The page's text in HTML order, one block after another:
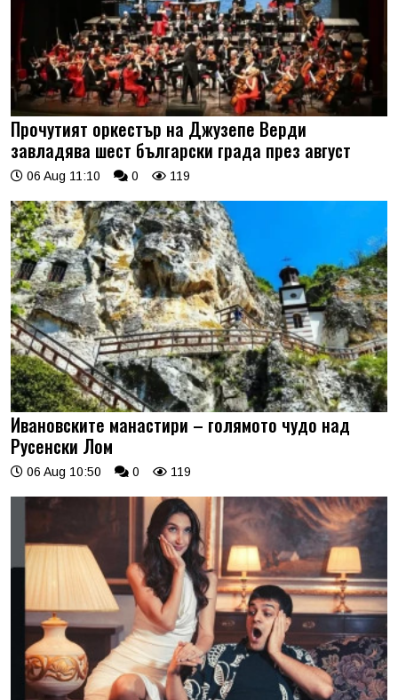
Прочутият оркестър на Джузепе Верди
завладява шест български града през август
06 Aug 11:10 0 119
Ивановските манастири – голямото чудо над
Русенски Лом
06 Aug 10:50 0 119